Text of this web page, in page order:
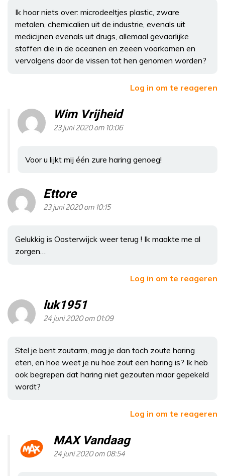
Ik hoor niets over: microdeeltjes plastic, zware
metalen, chemicalien uit de industrie, evenals uit
medicijnen evenals uit drugs, allemaal gevaarlijke
stoffen die in de oceanen en zeeen voorkomen en
vervolgens door de vissen tot hen genomen worden?
Log in om te reageren
Wim Vrijheid
23 juni 2020 om 10:06
Voor u lijkt mij één zure haring genoeg!
Ettore
23 juni 2020 om 10:15
Gelukkig is Oosterwijck weer terug ! Ik maakte me al
zorgen…
Log in om te reageren
luk1951
24 juni 2020 om 01:09
Stel je bent zoutarm, mag je dan toch zoute haring
eten, en hoe weet je nu hoe zout een haring is? Ik heb
ook begrepen dat haring niet gezouten maar gepekeld
wordt?
Log in om te reageren
MAX Vandaag
24 juni 2020 om 08:54